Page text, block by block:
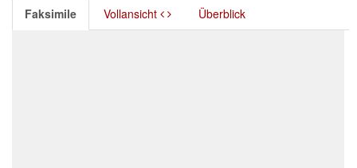
Faksimile Vollansicht Überblick